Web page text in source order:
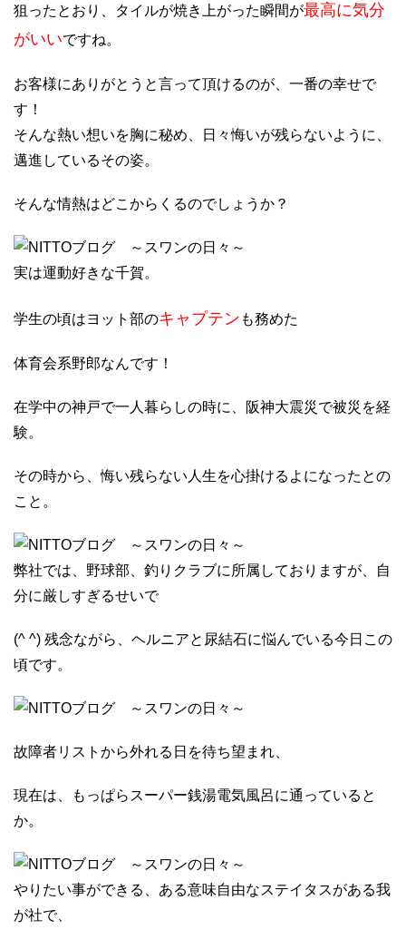
狙ったとおり、タイルが焼き上がった瞬間が最高に気分
がいいですね。
お客様にありがとうと言って頂けるのが、一番の幸せで
す！
そんな熱い想いを胸に秘め、日々悔いが残らないように、
邁進しているその姿。
そんな情熱はどこからくるのでしょうか？
実は運動好きな千賀。
学生の頃はヨット部のキャプテン も務めた
体育会系野郎なんです！
在学中の神戸で一人暮らしの時に、阪神大震災で被災を経
験。
その時から、悔い残らない人生を心掛けるよになったとの
こと。
弊社では、野球部、釣りクラブに所属しておりますが、自
分に厳しすぎるせいで
(^ ^) 残念ながら、ヘルニアと尿結石に悩んでいる今日この
頃です。
故障者リストから外れる日を待ち望まれ、
現在は、もっぱらスーパー銭湯電気風呂に通っていると
か。
やりたい事ができる、ある意味自由なステイタスがある我
が社で、